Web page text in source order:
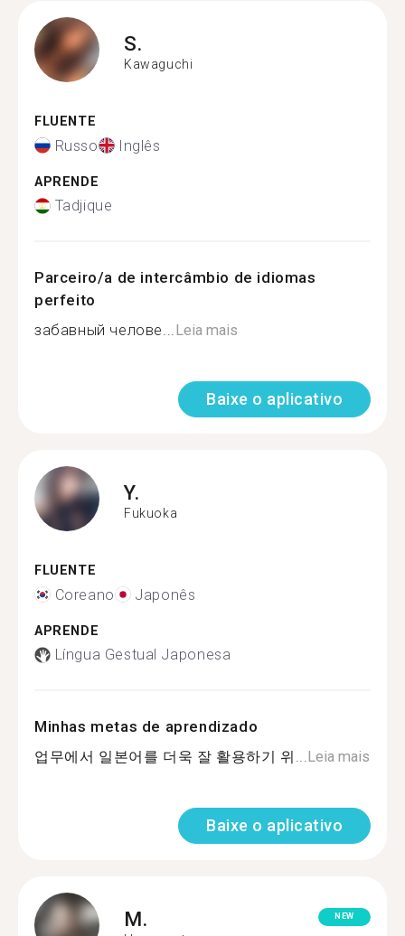
S.
Kawaguchi
FLUENTE
Russo Inglês
APRENDE
Tadjique
Parceiro/a de intercâmbio de idiomas
perfeito
забавный челове...Leia mais
Baixe o aplicativo
Y.
Fukuoka
FLUENTE
Coreano Japonês
APRENDE
Língua Gestual Japonesa
Minhas metas de aprendizado
업무에서 일본어를 더욱 잘 활용하기 위...Leia mais
Baixe o aplicativo
M. NEW